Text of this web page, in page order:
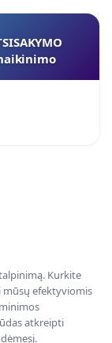
Kurkite
mūsų efektyviomis
atkreipti